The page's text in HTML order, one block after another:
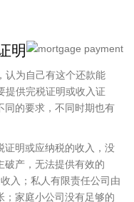
明
认为自己有这个还款能
提供完税证明或收入证
同的要求，不同时期也有
证明或应纳税的收入，没
破产，无法提供有效的
入；私人有限责任公司由
；家庭小公司没有足够的